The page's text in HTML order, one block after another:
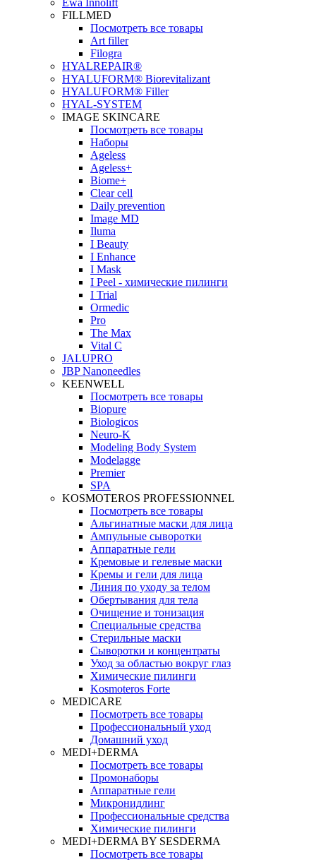
Ewa Innolift
FILLMED
Посмотреть все товары
Art filler
Filogra
НYALREPAIR®
HYALUFORM® Biorevitalizant
HYALUFORM® Filler
HYAL-SYSTEM
IMAGE SKINCARE
Посмотреть все товары
Наборы
Ageless
Ageless+
Biome+
Clear cell
Daily prevention
Image MD
Iluma
I Beauty
I Enhance
I Mask
I Peel - химические пилинги
I Trial
Ormedic
Pro
The Max
Vital C
JALUPRO
JBP Nanoneedles
KEENWELL
Посмотреть все товары
Biopure
Biologicos
Neuro‑K
Modeling Body System
Modelagge
Premier
SPA
KOSMOTEROS PROFESSIONNEL
Посмотреть все товары
Альгинатные маски для лица
Ампульные сыворотки
Аппаратные гели
Кремовые и гелевые маски
Кремы и гели для лица
Линия по уходу за телом
Обертывания для тела
Очищение и тонизация
Специальные средства
Стерильные маски
Сыворотки и концентраты
Уход за областью вокруг глаз
Химические пилинги
Kosmoteros Forte
MEDICARE
Посмотреть все товары
Профессиональный уход
Домашний уход
MEDI+DERMA
Посмотреть все товары
Промонаборы
Аппаратные гели
Микронидлинг
Профессиональные средства
Химические пилинги
MEDI+DERMA BY SESDERMA
Посмотреть все товары